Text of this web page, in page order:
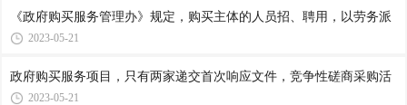
《政府购买服务管理办》规定，购买主体的人员招、聘用，以劳务派
2023-05-21
政府购买服务项目，只有两家递交首次响应文件，竞争性磋商采购活
2023-05-21